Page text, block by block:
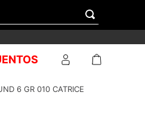
6 GR 010 CATRICE